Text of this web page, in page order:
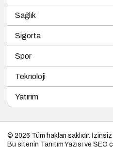
Sağlık
Sigorta
Spor
Teknoloji
Yatırım
© 2026 Tüm hakları saklıdır.
Bu sitenin Tanıtım Yazısı ve SEO